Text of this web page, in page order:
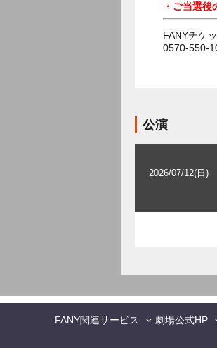
・ご当選
FANYチケ
0570-550-
公演
2026/07/12(日)
FANY関連サービス 劇場公式HP